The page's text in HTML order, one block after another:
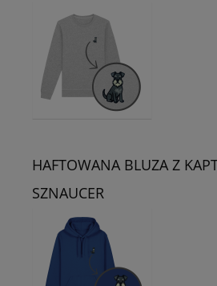
HAFTOWANA BLUZA Z
SZNAUCER